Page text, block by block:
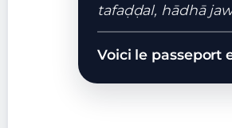
tafaḍḍal, hādhā
Voici le passeport